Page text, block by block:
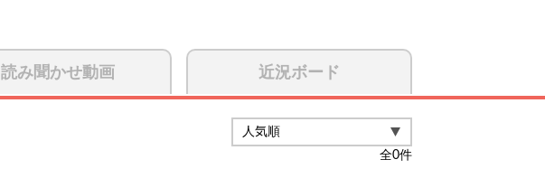
読み聞かせ動画 近況ボード
全0件